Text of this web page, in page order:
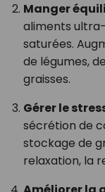
Manger
aliments
saturées.
de légumes,
graisses.
Gérer le
sécrétion de
stockage de
relaxation, la